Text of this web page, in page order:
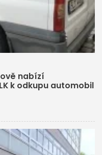
nabízí
k odkupu automobil